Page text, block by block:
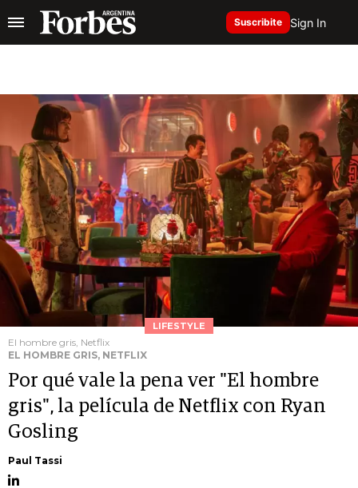
Suscribite Sign In
LIFESTYLE
El hombre gris, Netflix
EL HOMBRE GRIS, NETFLIX
Por qué vale la pena ver "El hombre
gris", la película de Netflix con Ryan
Gosling
Paul Tassi